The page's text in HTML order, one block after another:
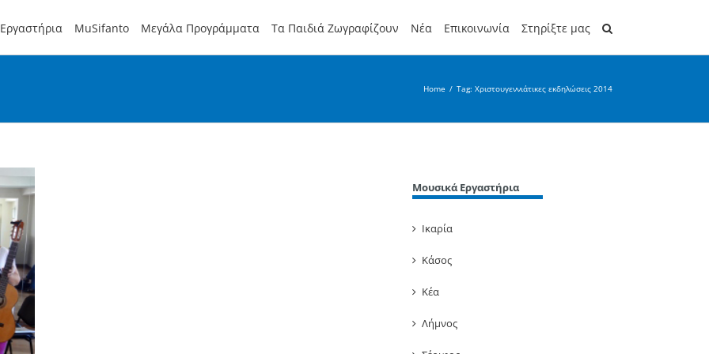
MuSifanto Μεγάλα Προγράμματα Τα Παιδιά Ζωγραφίζουν Νέα Επικοινωνία Στηρίξτε μας
Home / Tag: Χριστουγεννιάτικες εκδηλώσεις 2014
Μουσικά Εργαστήρια
Ικαρία
Κάσος
Κέα
Λήμνος